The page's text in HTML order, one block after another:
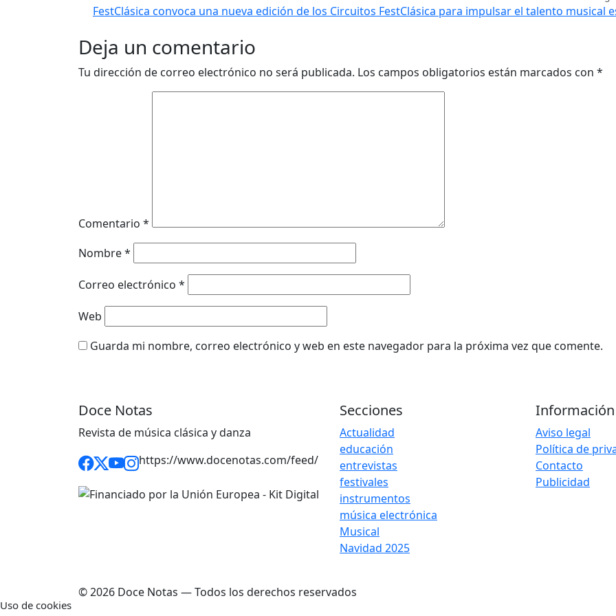
FestClásica convoca una nueva edición de los Circuitos FestClásica para impulsar el talento musical
Deja un comentario
Tu dirección de correo electrónico no será publicada. Los campos obligatorios están marcados con *
Comentario *
Nombre*
Correo electrónico *
Web
Guarda mi nombre, correo electrónico y web en este navegador para la próxima vez que comente.
Doce Notas
Revista de música clásica y danza
https://www.docenotas.com/feed/
Secciones
Actualidad
educación
entrevistas
festivales
instrumentos
música electrónica
Musical
Navidad 2025
Información
Aviso legal
Política de
Contacto
Publicidad
© 2026 Doce Notas — Todos los derechos reservados
Uso de cookies